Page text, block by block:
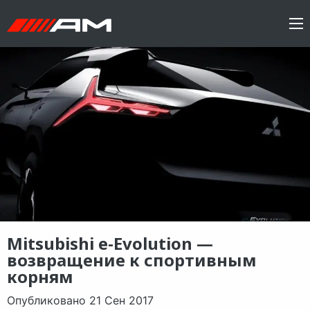
Mitsubishi e-Evolution —
возвращение к спортивным
корням
Опубликовано 21 Сен 2017